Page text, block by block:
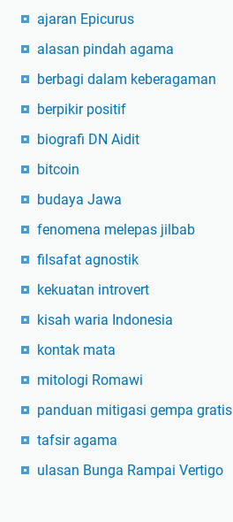
ajaran Epicurus
alasan pindah agama
berbagi dalam keberagaman
berpikir positif
biografi DN Aidit
bitcoin
budaya Jawa
fenomena melepas jilbab
filsafat agnostik
kekuatan introvert
kisah waria Indonesia
kontak mata
mitologi Romawi
panduan mitigasi gempa gratis
tafsir agama
ulasan Bunga Rampai Vertigo